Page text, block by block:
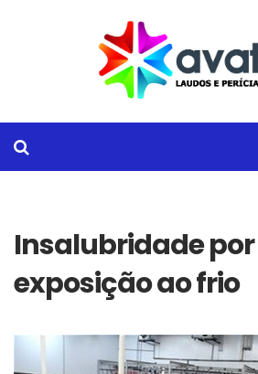
Insalubridade por
exposição ao frio